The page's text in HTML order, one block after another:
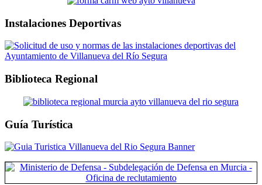
Instalaciones Deportivas
Biblioteca Regional
Guía Turística